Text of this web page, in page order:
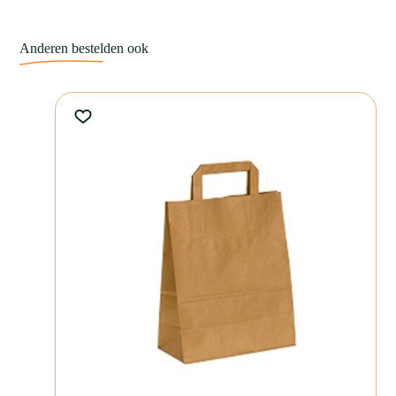
Deze papieren snackzak is ontworpen voor dagelijks gebruik in horeca
en versverkoop. Doordat de zak plat geleverd wordt, bespaar je ruimte
vullen snel en efficiënt verloopt.
Dankzij het vetwerende papier blijft de inhoud netjes verpakt en
warme snacks als fruit en groente, bij afhaal of directe verkoop.
De snackzak 2 pond is een milieubewuste keuze zonder in te leveren
op functionaliteit. Het papier is volledig plasticvrij en 100% biologisch
afbreekbaar. Daarmee kies je voor een duurzaam alternatief dat past
binnen een verantwoorde bedrijfsvoering en aansluit bij de groeiende
vraag naar milieuvriendelijke verpakkingen.
Zoek je een kleiner of groter formaat? Bekijk dan ook de
snackzak 3 pond (nr. 29) binnen ons assortiment.
Anderen bestelden ook